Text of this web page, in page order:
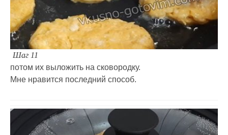
Шаг 11
потом их выложить на сковородку.
Мне нравится последний способ.